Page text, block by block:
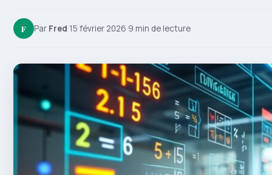
F Par Fred·15 février 2026·9 min de lecture